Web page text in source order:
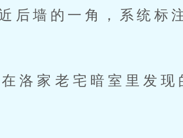
后墙的一角，系统标
洛家老宅暗室里发现